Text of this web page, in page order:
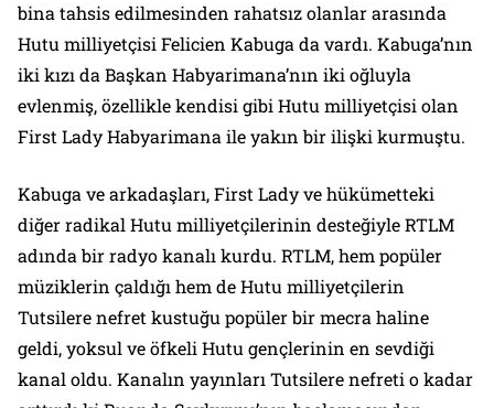
bina tahsis edilmesinden rahatsız olanlar arasında
Hutu milliyetçisi Felicien Kabuga da vardı. Kabuga’nın
iki kızı da Başkan Habyarimana’nın iki oğluyla
evlenmiş, özellikle kendisi gibi Hutu milliyetçisi olan
First Lady Habyarimana ile yakın bir ilişki kurmuştu.
Kabuga ve arkadaşları, First Lady ve hükümetteki
diğer radikal Hutu milliyetçilerinin desteğiyle RTLM
adında bir radyo kanalı kurdu. RTLM, hem popüler
müziklerin çaldığı hem de Hutu milliyetçilerin
Tutsilere nefret kustuğu popüler bir mecra haline
geldi, yoksul ve öfkeli Hutu gençlerinin en sevdiği
kanal oldu. Kanalın yayınları Tutsilere nefreti o kadar